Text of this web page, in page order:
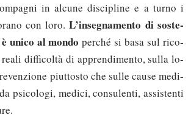
in alcune discipline e a turno i
con loro.L’in­se­gna­men­to di so­ste­
uni­co al mon­do per­ché si ba­sa sul ri­co­
rea­li dif­fi­col­tà di ap­pren­di­men­to, sul­la lo­
piut­to­sto che sul­le cau­se me­di­
psi­co­lo­gi, me­di­ci, con­su­len­ti, as­si­sten­ti